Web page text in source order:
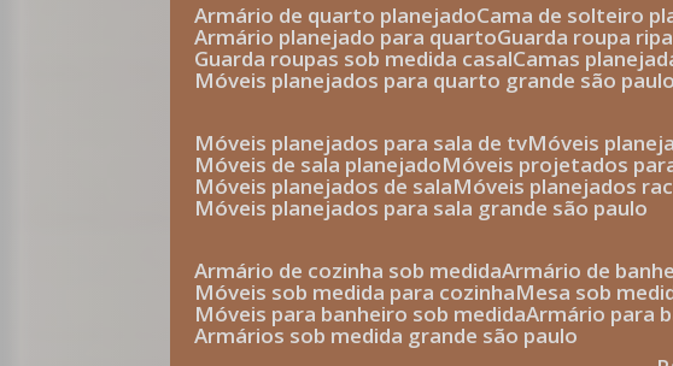
armário de quarto planejado cama de solteiro
armário planejado para quarto guarda roupa
guarda roupas sob medida casal camas
móveis planejados para quarto grande são paulo
móveis planejados para sala de tv
móveis
móveis de sala planejado móveis projetados
móveis planejados de sala móveis planejados
móveis planejados para sala grande são paulo
armário de cozinha sob medida armário de
móveis sob medida para cozinha mesa sob
móveis para banheiro sob medida armário para
armários sob medida grande são paulo